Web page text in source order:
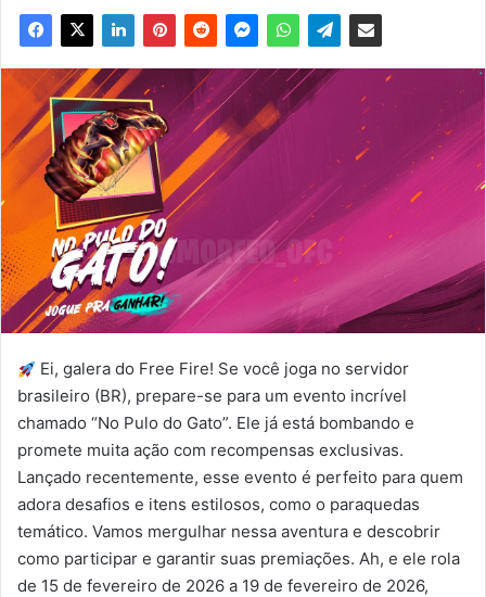
Ei, galera do Free Fire! Se você joga no servidor
brasileiro (BR), prepare-se para um evento incrível
chamado “No Pulo do Gato”. Ele já está bombando e
promete muita ação com recompensas exclusivas.
Lançado recentemente, esse evento é perfeito para quem
adora desafios e itens estilosos, como o paraquedas
temático. Vamos mergulhar nessa aventura e descobrir
como participar e garantir suas premiações. Ah, e ele rola
de 15 de fevereiro de 2026 a 19 de fevereiro de 2026,